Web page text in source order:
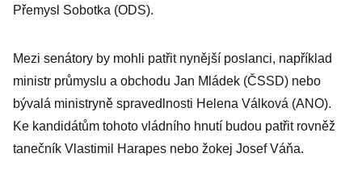
Přemysl Sobotka (ODS).
Mezi senátory by mohli patřit nynější poslanci, například
ministr průmyslu a obchodu Jan Mládek (ČSSD) nebo
bývalá ministryně spravedlnosti Helena Válková (ANO).
Ke kandidátům tohoto vládního hnutí budou patřit rovněž
tanečník Vlastimil Harapes nebo žokej Josef Váňa.